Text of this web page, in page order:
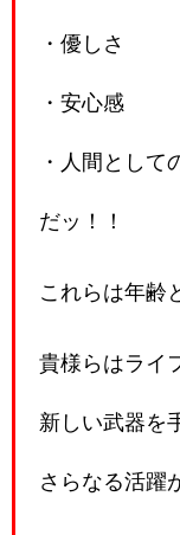
・優しさ
・安心感
・人間として
だッ！！
これらは年齢
貴様らはライ
新しい武器を
さらなる活躍